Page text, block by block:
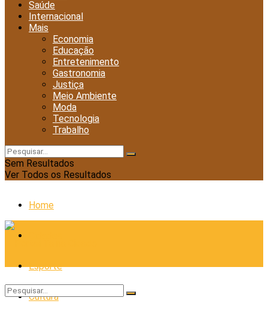
Saúde
Internacional
Mais
Economia
Educação
Entretenimento
Gastronomia
Justiça
Meio Ambiente
Moda
Tecnologia
Trabalho
Sem Resultados
Ver Todos os Resultados
Home
Esporte
Cultura